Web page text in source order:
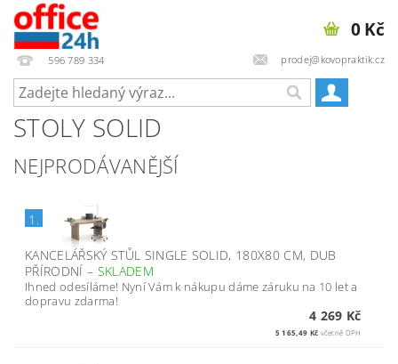
596 789 334 prodej@kovopraktik.cz
0 Kč
STOLY SOLID
NEJPRODÁVANĚJŠÍ
1.
KANCELÁŘSKÝ STŮL SINGLE SOLID, 180X80 CM, DUB
PŘÍRODNÍ– SKLADEM
Ihned odesíláme! Nyní Vám k nákupu dáme záruku na 10 let a
dopravu zdarma!
4 269 Kč
5 165,49 Kč včetně DPH